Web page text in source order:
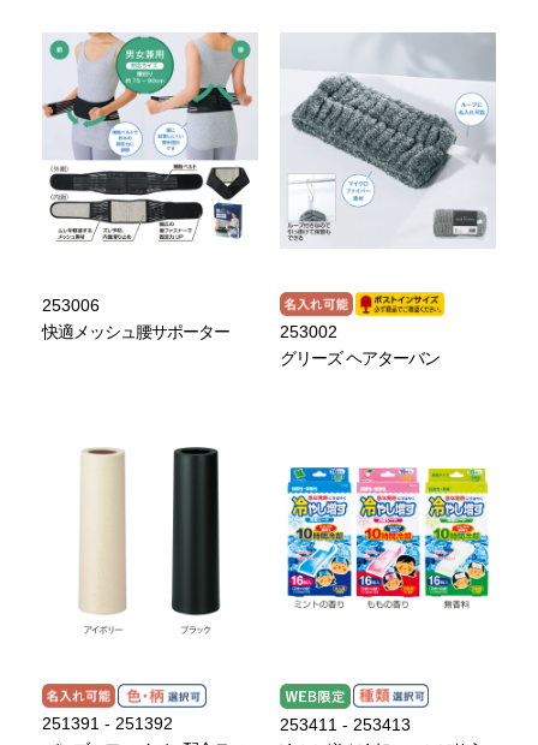
253006
快適メッシュ腰サポーター
253002
グリーズ ヘアターバン
251391 - 251392
253411 - 253413